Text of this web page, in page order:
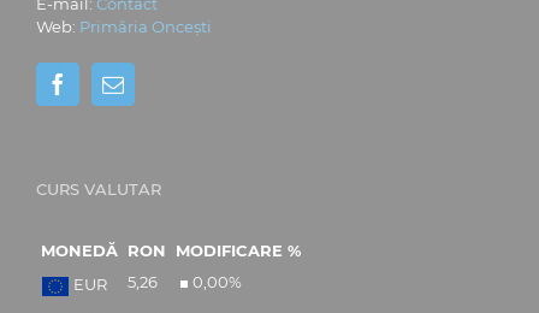
Web: Primăria Oncești
CURS VALUTAR
MONEDĂ RON
MODIFICARE %
EUR
5,26 0,00%